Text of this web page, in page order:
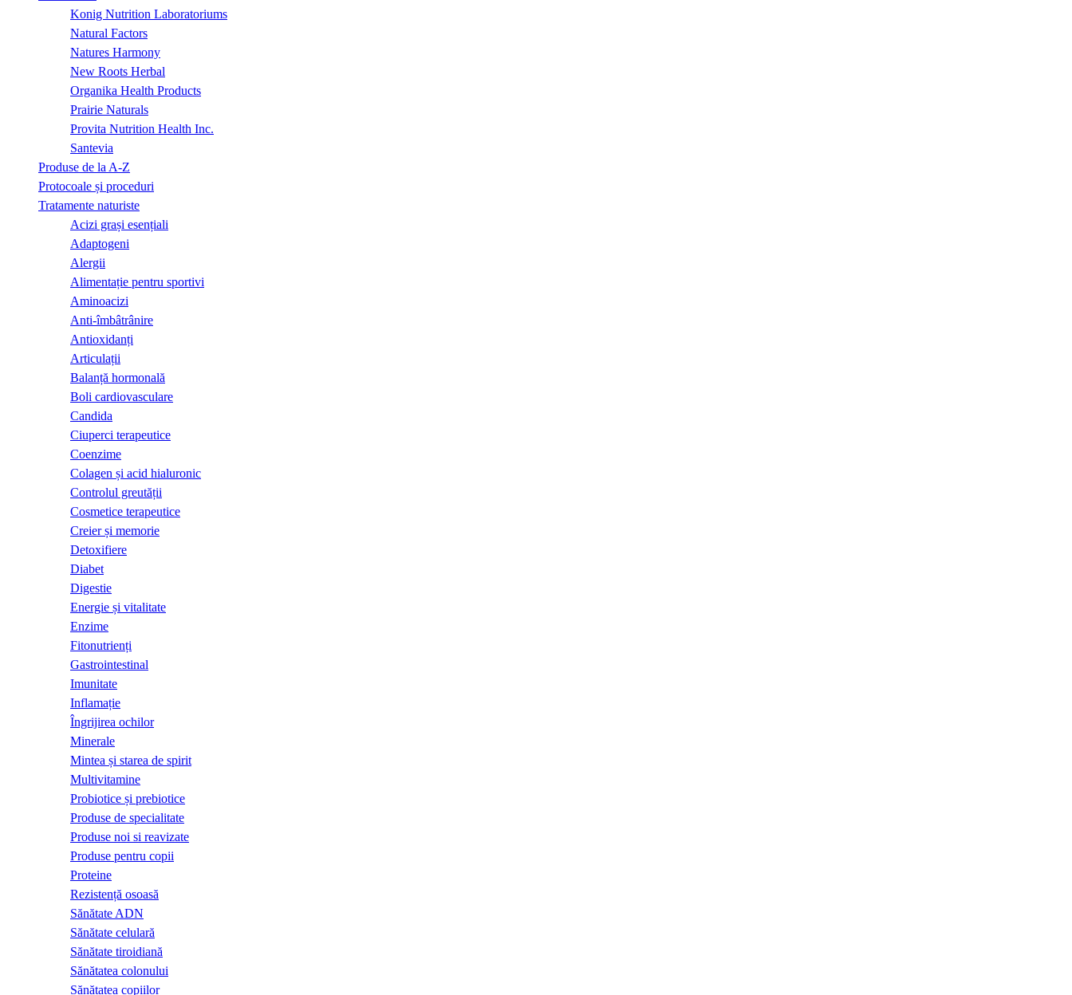
Konig Nutrition Laboratoriums
Natural Factors
Natures Harmony
New Roots Herbal
Organika Health Products
Prairie Naturals
Provita Nutrition Health Inc.
Santevia
Produse de la A-Z
Protocoale și proceduri
Tratamente naturiste
Acizi grași esențiali
Adaptogeni
Alergii
Alimentație pentru sportivi
Aminoacizi
Anti-îmbâtrânire
Antioxidanți
Articulații
Balanță hormonală
Boli cardiovasculare
Candida
Ciuperci terapeutice
Coenzime
Colagen și acid hialuronic
Controlul greutății
Cosmetice terapeutice
Creier și memorie
Detoxifiere
Diabet
Digestie
Energie și vitalitate
Enzime
Fitonutrienți
Gastrointestinal
Imunitate
Inflamație
Îngrijirea ochilor
Minerale
Mintea și starea de spirit
Multivitamine
Probiotice și prebiotice
Produse de specialitate
Produse noi si reavizate
Produse pentru copii
Proteine
Rezistență osoasă
Sănătate ADN
Sănătate celulară
Sănătate tiroidiană
Sănătatea colonului
Sănătatea copiilor